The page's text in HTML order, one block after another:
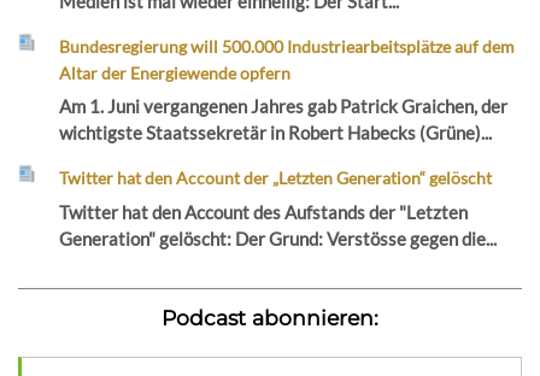
Bundesregierung will 500.000 Industriearbeitsplätze auf dem
Altar der Energiewende opfern
Am 1. Juni vergangenen Jahres gab Patrick Graichen, der
wichtigste Staatssekretär in Robert Habecks (Grüne)...
Twitter hat den Account der „Letzten Generation“ gelöscht
Twitter hat den Account des Aufstands der "Letzten
Generation" gelöscht: Der Grund: Verstösse gegen die...
Podcast abonnieren: